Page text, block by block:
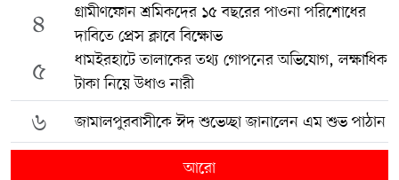
৪
গ্রামীণফোন শ্রমিকদের ১৫ বছরের পাওনা পরিশোধের
দাবিতে প্রেস ক্লাবে বিক্ষোভ
৫
ধামইরহাটে তালাকের তথ্য গোপনের অভিযোগ, লক্ষাধিক
টাকা নিয়ে উধাও নারী
৬ জামালপুরবাসীকে ঈদ শুভেচ্ছা জানালেন এম শুভ পাঠান
আরো